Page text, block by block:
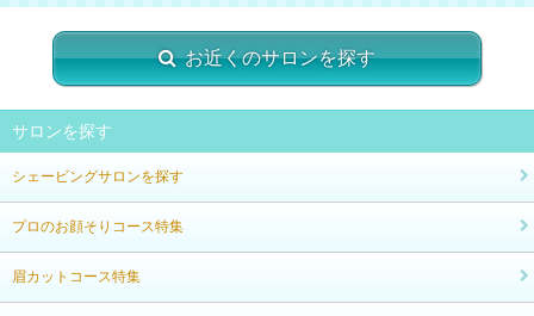
お近くのサロンを探す
サロンを探す
シェービングサロンを探す
プロのお顔そりコース特集
眉カットコース特集